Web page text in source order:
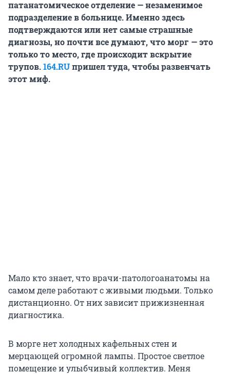
патанатомическое отделение — незаменимое
подразделение в больнице. Именно здесь
подтверждаются или нет самые страшные
диагнозы, но почти все думают, что морг — это
только то место, где происходит вскрытие
трупов.164.RUпришел туда, чтобы развенчать
этот миф.
Мало кто знает, что врачи-патологоанатомы на
самом деле работают с живыми людьми. Только
дистанционно. От них зависит прижизненная
диагностика.
В морге нет холодных кафельных стен и
мерцающей огромной лампы. Простое светлое
помещение и улыбчивый коллектив. Меня